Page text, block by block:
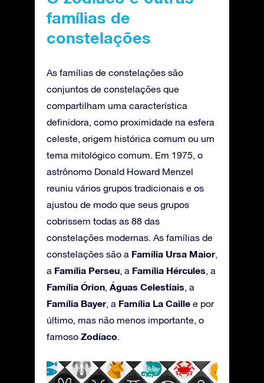
famílias de
constelações
As famílias de constelações são
conjuntos de constelações que
compartilham uma característica
definidora, como proximidade na esfera
celeste, origem histórica comum ou um
tema mitológico comum. Em 1975, o
astrônomo Donald Howard Menzel
reuniu vários grupos tradicionais e os
ajustou de modo que seus grupos
cobrissem todas as 88 das
constelações modernas. As famílias de
constelações são a Família Ursa Maior,
a Família Perseu , a Família Hércules , a
Família Órion Águas Celestiais , a
Família Bayer, a Família La Caille e por
último, mas não menos importante, o
famoso Zodíaco